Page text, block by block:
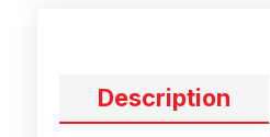
Description